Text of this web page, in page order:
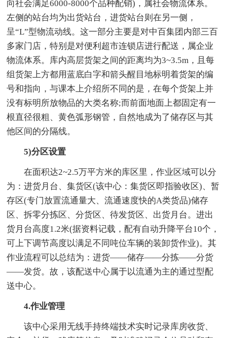
向社会满足6000-8000个品种配销)，属社会物流体系。
左侧的站台均为出货站台，进货站台则在另一侧，
呈“L”型物流动线。这一部分主要是对中百集团内部三百
多家门店，特别是对便利超市连锁店进行配送，属企业
物流体系。库内高层货架之间的距离均为3~3.5m，且每
组货架上方都用蓝底白字和箭头醒目地标明着货架的编
号和指向，与课本上介绍所不同的是，在每个货架上并
没有标明所放物品的大类名称;而前面地面上都固定有一
根直径很粗、黄色弧形钢管，自然地成为了储存区与其
他区间的分隔线。
5)分区设置
在面积达2~2.5万平方米的库区里，作业区域可以分
为：进货月台、集货区(该中心：集货区即指验收区)、暂
存区(专门放置流通量大、流通速度快的A类货品)储存
区、拆零分拣区、分货区、待发货区、出货月台。进出
货月台高度1.2米(据资料记载，配有自动升降平台10个，
可上下调节高度以满足不同吨位车辆的装卸货作业)。其
作业流程可以总结为：进货——储存——分拣——分货
——发货。故，该配送中心属于以流通为主的通过型配
送中心。
4.作业管理
该中心采用无线手持终端技术实时记录库房收货、